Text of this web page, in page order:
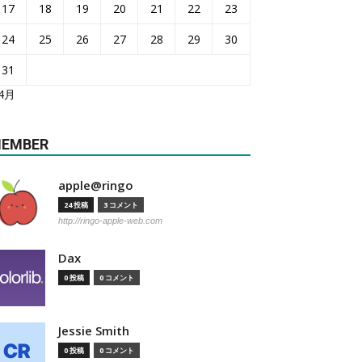
17 18 19 20 21 22
23
24
25 26 27 28 29
30
31
月
apple@ringo
24 投稿 3 コメント
http://ringo-apple-web.com
Dax
0 投稿 0 コメント
Jessie Smith
0 投稿 0 コメント